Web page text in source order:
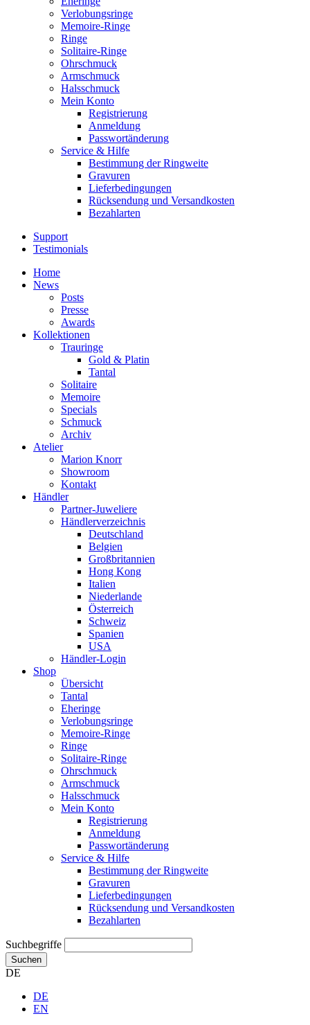
Verlobungsringe
Memoire-Ringe
Ringe
Solitaire-Ringe
Ohrschmuck
Armschmuck
Halsschmuck
Mein Konto
Registrierung
Anmeldung
Passwortänderung
Service & Hilfe
Bestimmung der Ringweite
Gravuren
Lieferbedingungen
Rücksendung und Versandkosten
Bezahlarten
Support
Testimonials
Home
News
Posts
Presse
Awards
Kollektionen
Trauringe
Gold & Platin
Tantal
Solitaire
Memoire
Specials
Schmuck
Archiv
Atelier
Marion Knorr
Showroom
Kontakt
Händler
Partner-Juweliere
Händlerverzeichnis
Deutschland
Belgien
Großbritannien
Hong Kong
Italien
Niederlande
Österreich
Schweiz
Spanien
USA
Händler-Login
Shop
Übersicht
Tantal
Eheringe
Verlobungsringe
Memoire-Ringe
Ringe
Solitaire-Ringe
Ohrschmuck
Armschmuck
Halsschmuck
Mein Konto
Registrierung
Anmeldung
Passwortänderung
Service & Hilfe
Bestimmung der Ringweite
Gravuren
Lieferbedingungen
Rücksendung und Versandkosten
Bezahlarten
Suchbegriffe
Suchen
DE
DE
EN